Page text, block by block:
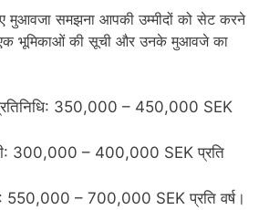
मुआवजा समझना आपकी उम्मीदों को सेट करने
भूमिकाओं की सूची और उनके मुआवजे का
350,000 – 450,000 SEK
300,000 – 400,000 SEK प्रति
550,000 – 700,000 SEK प्रति वर्ष।